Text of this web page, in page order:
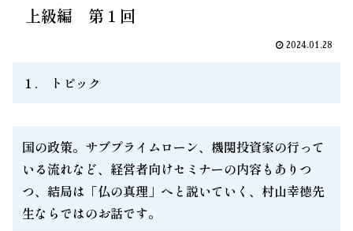
上級編 第１回
2024.01.28
１. トピック
国の政策。サブプライムローン、機関投資家の行って
いる流れなど、経営者向けセミナーの内容もありつ
つ、結局は「仏の真理」へと説いていく、村山幸徳先
生ならではのお話です。